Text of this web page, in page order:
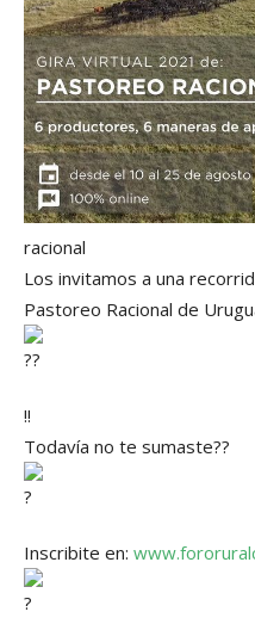
racional
Los invitamos a una
Pastoreo Racional de
!!
Todavía no te sumaste??
Inscribite en: